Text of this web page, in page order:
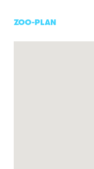
ZOO-PLAN